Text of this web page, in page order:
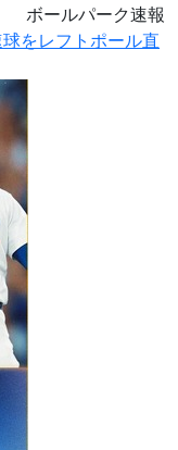
ボールパーク速報
をレフトポール直